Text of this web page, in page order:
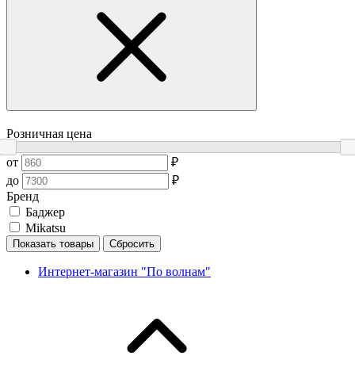
Розничная цена
от
₽
до
₽
Бренд
Баджер
Mikatsu
Показать товары Сбросить
Интернет-магазин "По волнам"